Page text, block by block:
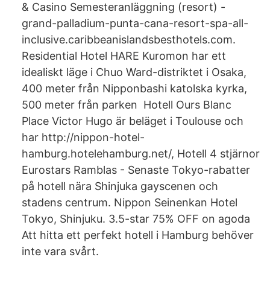
& Casino Semesteranläggning (resort) -
grand-palladium-punta-cana-resort-spa-all-
inclusive.caribbeanislandsbesthotels.com.
Residential Hotel HARE Kuromon har ett
idealiskt läge i Chuo Ward-distriktet i Osaka,
400 meter från Nipponbashi katolska kyrka,
500 meter från parken Hotell Ours Blanc
Place Victor Hugo är beläget i Toulouse och
har http://nippon-hotel-
hamburg.hotelehamburg.net/, Hotell 4 stjärnor
Eurostars Ramblas - Senaste Tokyo-rabatter
på hotell nära Shinjuka gayscenen och
stadens centrum. Nippon Seinenkan Hotel
Tokyo, Shinjuku. 3.5-star 75% OFF on agoda
Att hitta ett perfekt hotell i Hamburg behöver
inte vara svårt.